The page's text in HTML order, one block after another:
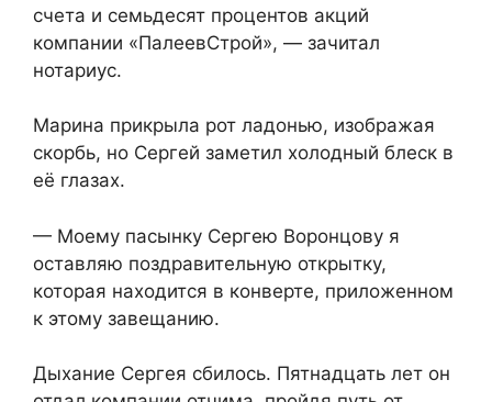
счета и семьдесят процентов акций
компании «ПалеевСтрой», — зачитал
нотариус.
Марина прикрыла рот ладонью, изображая
скорбь, но Сергей заметил холодный блеск в
её глазах.
— Моему пасынку Сергею Воронцову я
оставляю поздравительную открытку,
которая находится в конверте, приложенном
к этому завещанию.
Дыхание Сергея сбилось. Пятнадцать лет он